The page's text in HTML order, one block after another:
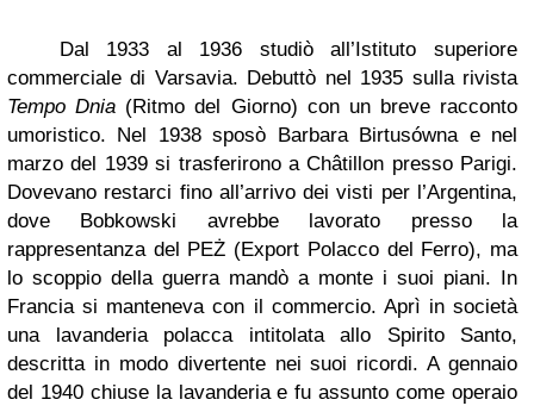
Dal 1933 al 1936 studiò all’Istituto superiore
commerciale di Varsavia. Debuttò nel 1935 sulla rivista
Tempo Dnia (Ritmo del Giorno) con un breve racconto
umoristico. Nel 1938 sposò Barbara Birtusówna e nel
marzo del 1939 si trasferirono a Châtillon presso Parigi.
Dovevano restarci fino all’arrivo dei visti per l’Argentina,
dove Bobkowski avrebbe lavorato presso la
rappresentanza del PEŻ (Export Polacco del Ferro), ma
lo scoppio della guerra mandò a monte i suoi piani. In
Francia si manteneva con il commercio. Aprì in società
una lavanderia polacca intitolata allo Spirito Santo,
descritta in modo divertente nei suoi ricordi. A gennaio
del 1940 chiuse la lavanderia e fu assunto come operaio